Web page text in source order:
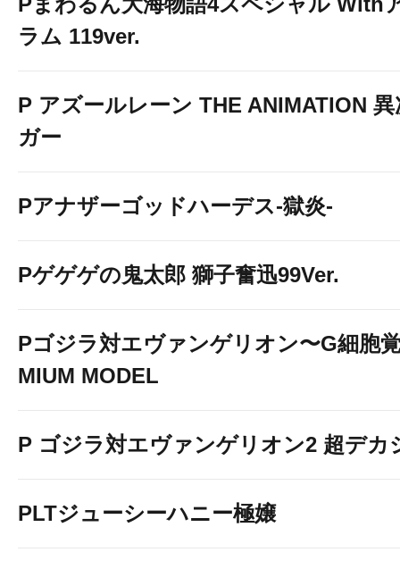
ラム 119ver.
P アズールレーン THE ANIMATION
ガー
Pアナザーゴッドハーデス-獄炎-
Pゲゲゲの鬼太郎 獅子奮迅99Ver.
Pゴジラ対エヴァンゲリオン〜G細胞
MIUM MODEL
P ゴジラ対エヴァンゲリオン2 超デカ
PLTジューシーハニー極嬢